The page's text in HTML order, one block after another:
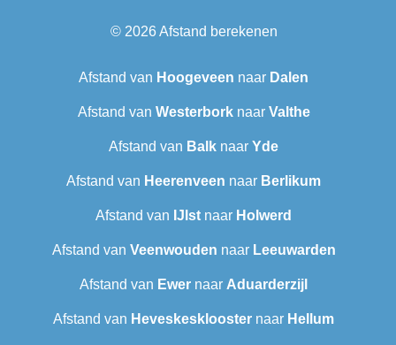
© 2026Afstand berekenen
Afstand van Hoogeveen naar Dalen
Afstand van Westerborknaar Valthe
Afstand van Balk naar Yde
Afstand van Heerenveen naar Berlikum
Afstand van IJlst naar Holwerd
Afstand van Veenwouden naar Leeuwarden
Afstand van Ewer naar Aduarderzijl
Afstand van Heveskesklooster‎ naar Hellum